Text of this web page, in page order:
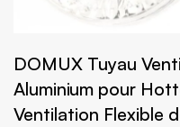
DOMUX Tuyau
Aluminium pour
Ventilation Flexible